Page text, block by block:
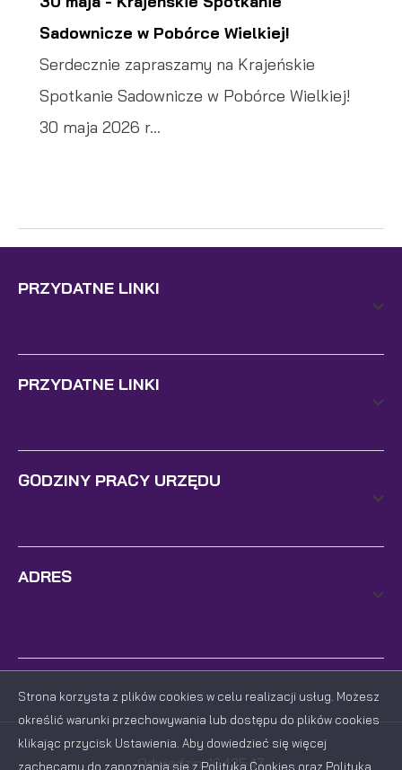
Sadownicze w Pobórce Wielkiej!
Serdecznie zapraszamy na Krajeńskie
Spotkanie Sadownicze w Pobórce Wielkiej!
30 maja 2026 r...
PRZYDATNE LINKI
PRZYDATNE LINKI
GODZINY PRACY URZĘDU
ADRES
Odwiedzin: 1642547
Strona korzysta z plików cookies w celu realizacji usług. Możesz
określić warunki przechowywania lub dostępu do plików cookies
klikając przycisk Ustawienia. Aby dowiedzieć się więcej
zachęcamy do zapoznania się z Polityką Cookies oraz Polityką